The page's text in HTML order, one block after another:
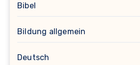
Bibel
Bildung allgemein
Deutsch